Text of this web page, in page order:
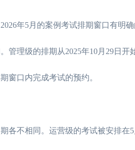
年5月的案例考试排期窗口有明
管理级的排期从2025年10月29日开
窗口内完成考试的预约。
各不相同。运营级的考试被安排在